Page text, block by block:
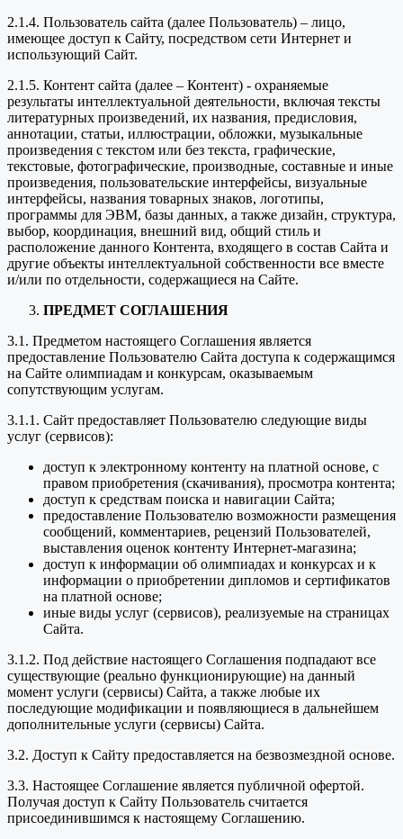
2.1.4. Пользователь сайта (далее Пользователь) – лицо,
имеющее доступ к Сайту, посредством сети Интернет и
использующий Сайт.
2.1.5. Контент сайта (далее – Контент) - охраняемые
результаты интеллектуальной деятельности, включая тексты
литературных произведений, их названия, предисловия,
аннотации, статьи, иллюстрации, обложки, музыкальные
произведения с текстом или без текста, графические,
текстовые, фотографические, производные, составные и иные
произведения, пользовательские интерфейсы, визуальные
интерфейсы, названия товарных знаков, логотипы,
программы для ЭВМ, базы данных, а также дизайн, структура,
выбор, координация, внешний вид, общий стиль и
расположение данного Контента, входящего в состав Сайта и
другие объекты интеллектуальной собственности все вместе
и/или по отдельности, содержащиеся на Сайте.
ПРЕДМЕТ СОГЛАШЕНИЯ
3.1. Предметом настоящего Соглашения является
предоставление Пользователю Сайта доступа к содержащимся
на Сайте олимпиадам и конкурсам, оказываемым
сопутствующим услугам.
3.1.1. Сайт предоставляет Пользователю следующие виды
услуг (сервисов):
доступ к электронному контенту на платной основе, с
правом приобретения (скачивания), просмотра контента;
доступ к средствам поиска и навигации Сайта;
предоставление Пользователю возможности размещения
сообщений, комментариев, рецензий Пользователей,
выставления оценок контенту Интернет-магазина;
доступ к информации об олимпиадах и конкурсах и к
информации о приобретении дипломов и сертификатов
на платной основе;
иные виды услуг (сервисов), реализуемые на страницах
Сайта.
3.1.2. Под действие настоящего Соглашения подпадают все
существующие (реально функционирующие) на данный
момент услуги (сервисы) Сайта, а также любые их
последующие модификации и появляющиеся в дальнейшем
дополнительные услуги (сервисы) Сайта.
3.2. Доступ к Сайту предоставляется на безвозмездной основе.
3.3. Настоящее Соглашение является публичной офертой.
Получая доступ к Сайту Пользователь считается
присоединившимся к настоящему Соглашению.